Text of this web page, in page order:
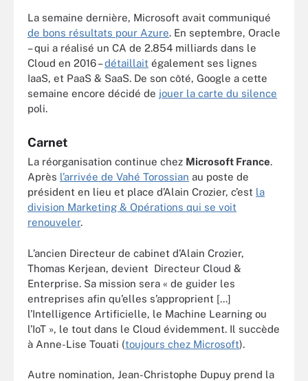
La semaine dernière, Microsoft avait communiqué
de bons résultats pour Azure. En septembre, Oracle
– qui a réalisé un CA de 2.854 milliards dans le
Cloud en 2016 –détaillait également ses lignes
IaaS, et PaaS & SaaS. De son côté, Google a cette
semaine encore décidé de jouer la carte du silence
poli.
Carnet
La réorganisation continue chez Microsoft France.
Après l’arrivée de Vahé Torossian au poste de
président en lieu et place d’Alain Crozier, c’est la
division Marketing & Opérations qui se voit
renouveler.
L’ancien Directeur de cabinet d’Alain Crozier,
Thomas Kerjean, devient Directeur Cloud &
Enterprise. Sa mission sera « de guider les
entreprises afin qu’elles s’approprient [...]
l’Intelligence Artificielle, le Machine Learning ou
l’IoT », le tout dans le Cloud évidemment. Il succède
à Anne-Lise Touati (toujours chez Microsoft).
Autre nomination, Jean-Christophe Dupuy prend la